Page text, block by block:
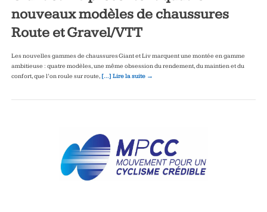
nouveaux modèles de chaussures
Route et Gravel/VTT
Les nouvelles gammes de chaussures Giant et Liv marquent une montée en gamme
ambitieuse : quatre modèles, une même obsession du rendement, du maintien et du
confort, que l’on roule sur route, […] Lire la suite →